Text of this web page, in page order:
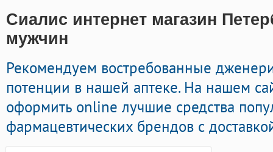
Сиалис интернет магазин
мужчин
Рекомендуем востребованные
потенции в нашей аптеке. На нашем
оформить online лучшие средства
фармацевтических брендов с